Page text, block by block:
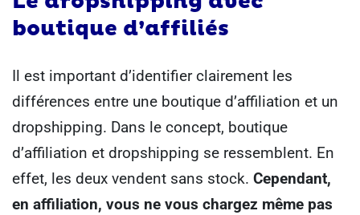
boutique d’affiliés
Il est important d’identifier clairement les
différences entre une boutique d’affiliation et un
dropshipping. Dans le concept, boutique
d’affiliation et dropshipping se ressemblent. En
effet, les deux vendent sans stock. Cependant,
en affiliation, vous ne vous chargez même pas